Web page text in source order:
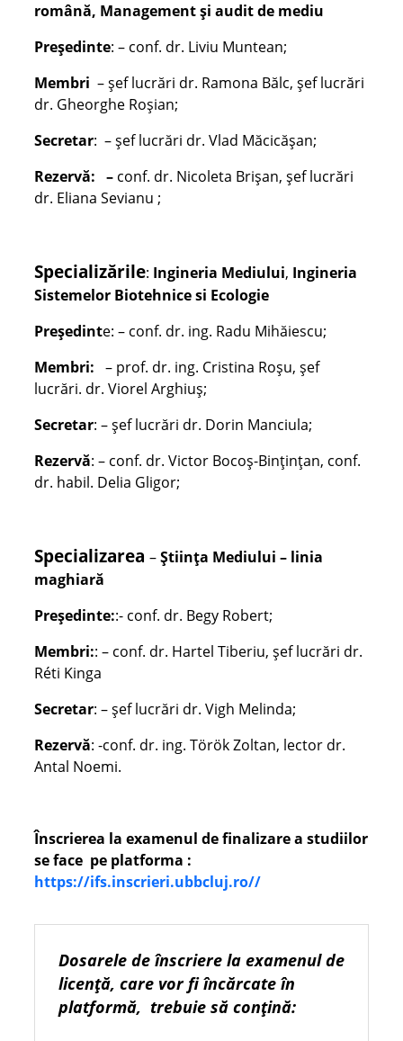
română, Management și audit de mediu
Președinte: – conf. dr. Liviu Muntean;
Membri – șef lucrări dr. Ramona Bălc, șef lucrări
dr. Gheorghe Roșian;
Secretar: – șef lucrări dr. Vlad Măcicășan;
Rezervă: –conf. dr. Nicoleta Brișan, șef lucrări
dr. Eliana Sevianu ;
Specializările: Ingineria Mediului, Ingineria
Sistemelor Biotehnice si Ecologie
Președinte: – conf. dr. ing. Radu Mihăiescu;
Membri: – prof. dr. ing. Cristina Roșu, șef
lucrări. dr. Viorel Arghiuș;
Secretar: – șef lucrări dr. Dorin Manciula;
Rezervă: – conf. dr. Victor Bocoș-Bințințan, conf.
dr. habil. Delia Gligor;
Specializarea –Știinţa Mediului – linia
maghiară
Președinte::- conf. dr. Begy Robert;
Membri:: – conf. dr. Hartel Tiberiu, șef lucrări dr.
Réti Kinga
Secretar: – șef lucrări dr. Vigh Melinda;
Rezervă: -conf. dr. ing. Török Zoltan, lector dr.
Antal Noemi.
Înscrierea la examenul de finalizare a studiilor
se face pe platforma :
https://ifs.inscrieri.ubbcluj.ro//
Dosarele de înscriere la examenul de
licență, care vor fi încărcate în
platformă, trebuie să conțină: